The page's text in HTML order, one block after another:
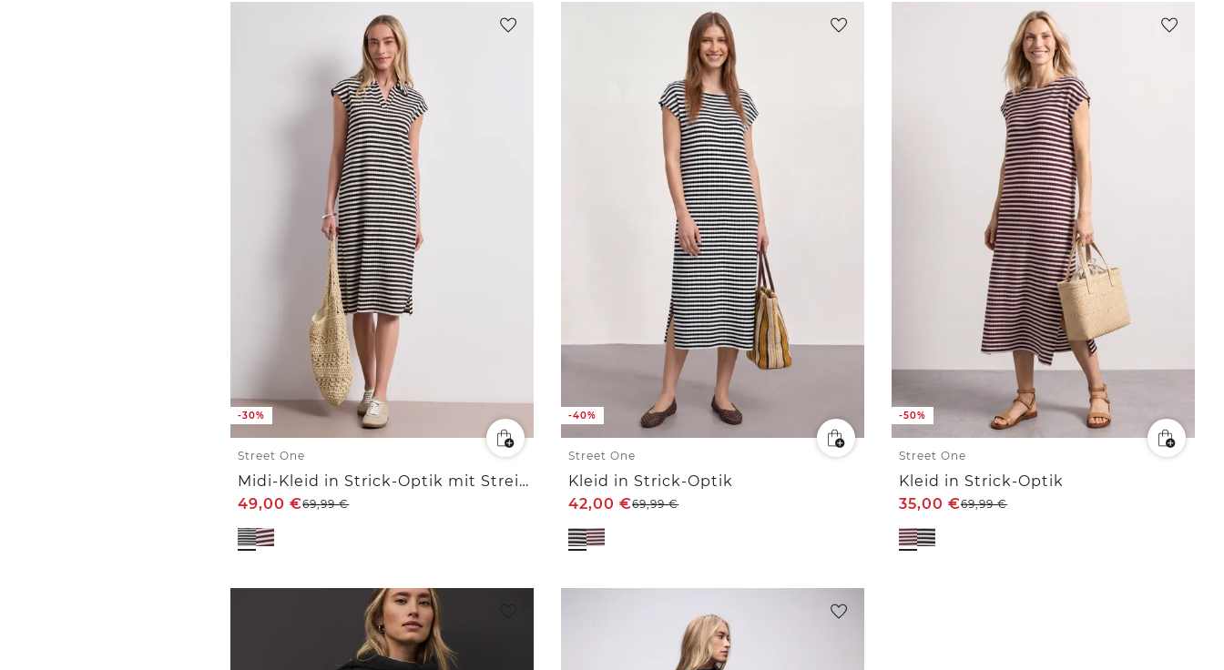
-30%
Street One
Midi-Kleid in Strick-Optik mit Streifen
49,00€69,99€
-40%
Street One
Kleid in Strick-Optik
42,00€69,99€
-50%
Street One
Kleid in Strick-Optik
35,00€69,99€